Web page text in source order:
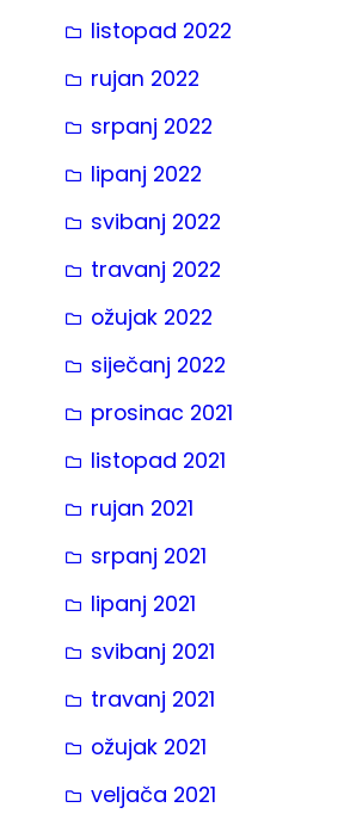
listopad 2022
rujan 2022
srpanj 2022
lipanj 2022
svibanj 2022
travanj 2022
ožujak 2022
siječanj 2022
prosinac 2021
listopad 2021
rujan 2021
srpanj 2021
lipanj 2021
svibanj 2021
travanj 2021
ožujak 2021
veljača 2021